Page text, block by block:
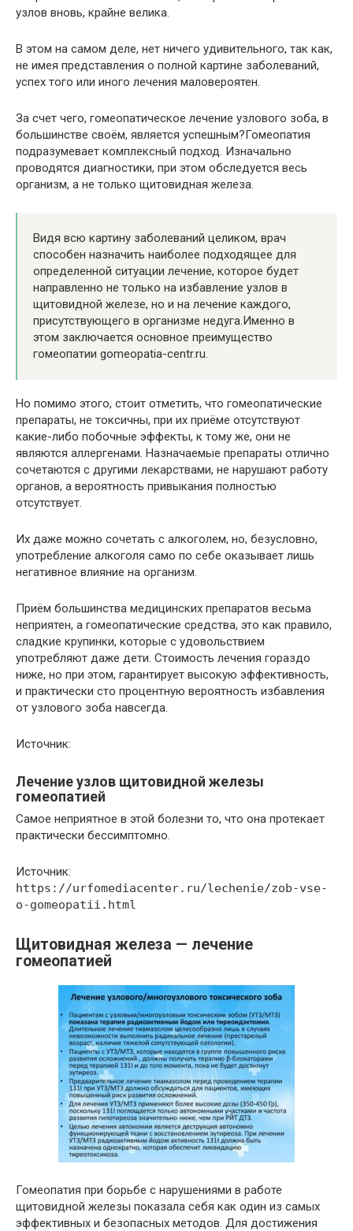
узлов вновь, крайне велика.
В этом на самом деле, нет ничего удивительного, так как,
не имея представления о полной картине заболеваний,
успех того или иного лечения маловероятен.
За счет чего, гомеопатическое лечение узлового зоба, в
большинстве своём, является успешным?Гомеопатия
подразумевает комплексный подход. Изначально
проводятся диагностики, при этом обследуется весь
организм, а не только щитовидная железа.
Видя всю картину заболеваний целиком, врач
способен назначить наиболее подходящее для
определенной ситуации лечение, которое будет
направленно не только на избавление узлов в
щитовидной железе, но и на лечение каждого,
присутствующего в организме недуга.Именно в
этом заключается основное преимущество
гомеопатии gomeopatia-centr.ru.
Но помимо этого, стоит отметить, что гомеопатические
препараты, не токсичны, при их приёме отсутствуют
какие-либо побочные эффекты, к тому же, они не
являются аллергенами. Назначаемые препараты отлично
сочетаются с другими лекарствами, не нарушают работу
органов, а вероятность привыкания полностью
отсутствует.
Их даже можно сочетать с алкоголем, но, безусловно,
употребление алкоголя само по себе оказывает лишь
негативное влияние на организм.
Приём большинства медицинских препаратов весьма
неприятен, а гомеопатические средства, это как правило,
сладкие крупинки, которые с удовольствием
употребляют даже дети. Стоимость лечения гораздо
ниже, но при этом, гарантирует высокую эффективность,
и практически сто процентную вероятность избавления
от узлового зоба навсегда.
Источник:
Лечение узлов щитовидной железы
гомеопатией
Самое неприятное в этой болезни то, что она протекает
практически бессимптомно.
Источник:
https://urfomediacenter.ru/lechenie/zob-vse-
o-gomeopatii.html
Щитовидная железа — лечение
гомеопатией
Гомеопатия при борьбе с нарушениями в работе
щитовидной железы показала себя как один из самых
эффективных и безопасных методов. Для достижения